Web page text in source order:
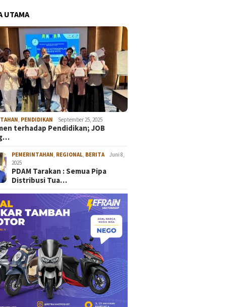
UTAMA
, PENDIDIKAN September 25, 2025
terhadap Pendidikan; JOB
PEMERINTAHAN, REGIONAL, BERITA
Juni 8,
2025
PDAM Tarakan : Semua Pipa
Distribusi Tua…